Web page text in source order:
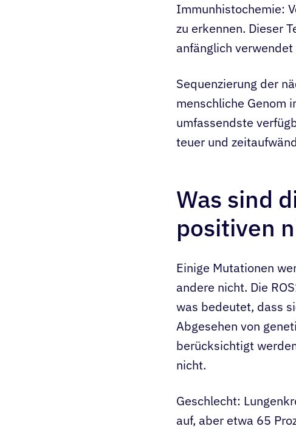
Immunhistochemie:
zu erkennen. Dieser
anfänglich
Sequenzierung der
menschliche Genom
umfassendste
teuer und
Was sind
positiven
Einige Mutationen
andere nicht. Die
was bedeutet, dass
Abgesehen von
berücksichtigt
nicht.
Geschlecht:
auf, aber etwa 65